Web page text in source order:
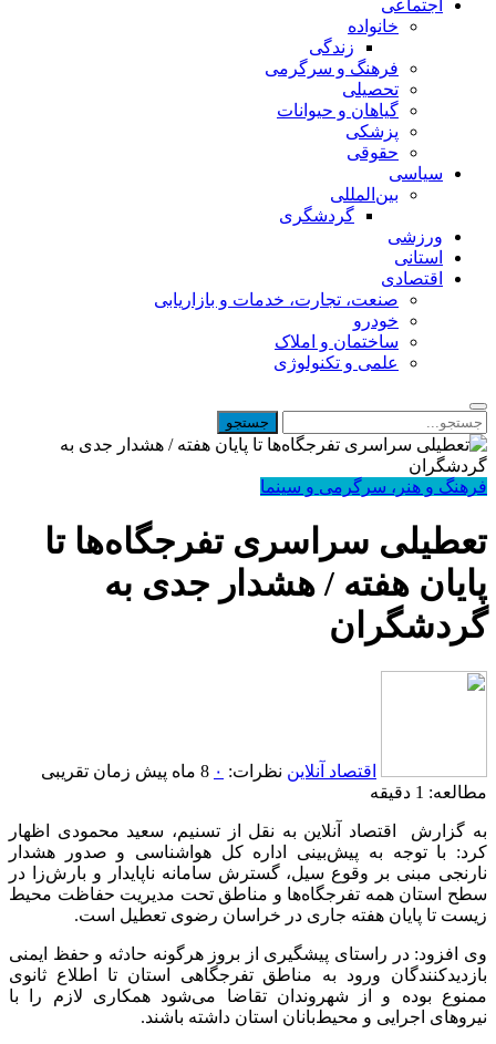
اجتماعی
خانواده
زندگی
فرهنگ و سرگرمی
تحصیلی
گیاهان و حیوانات
پزشکی
حقوقی
سیاسی
بین‌المللی
گردشگری
ورزشی
استانی
اقتصادی
صنعت، تجارت، خدمات و بازاریابی
خودرو
ساختمان و املاک
علمی و تکنولوژی
فرهنگ و هنر، سرگرمی و سینما
تعطیلی سراسری تفرجگاه‌ها تا
پایان هفته / هشدار جدی به
گردشگران
اقتصاد آنلاین نظرات: ۰ 8 ماه پیش
زمان تقریبی
مطالعه: 1 دقیقه
به گزارش اقتصاد آنلاین به نقل از تسنیم، سعید محمودی اظهار
کرد: با توجه به پیش‌بینی اداره کل هواشناسی و صدور هشدار
نارنجی مبنی بر وقوع سیل، گسترش سامانه ناپایدار و بارش‌زا در
سطح استان همه تفرجگاه‌ها و مناطق تحت مدیریت حفاظت محیط
زیست تا پایان هفته جاری در خراسان رضوی تعطیل است.
وی افزود: در راستای پیشگیری از بروز هرگونه حادثه و حفظ ایمنی
بازدیدکنندگان ورود به مناطق تفرجگاهی استان تا اطلاع ثانوی
ممنوع بوده و از شهروندان تقاضا می‌شود همکاری لازم را با
نیرو‌های اجرایی و محیط‌بانان استان داشته باشند.